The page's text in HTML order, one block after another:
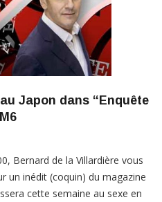
Japon dans “Enquête
Bernard de la Villardière vous
un inédit (coquin) du magazine
cette semaine au sexe en